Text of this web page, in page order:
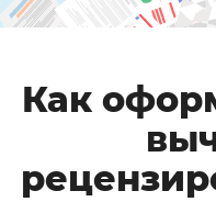
Как